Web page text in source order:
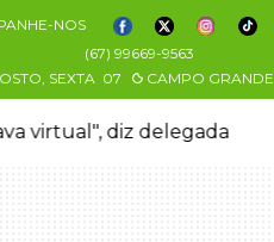
NOS
(67) 99669-9563
SEXTA 07 CAMPO GRANDE
virtual", diz delegada